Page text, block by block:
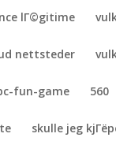
lГ©gitime
nettsteder
fun-game 560
skulle jeg